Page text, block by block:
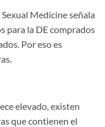
Medicine señala
para la DE comprados
Por eso es
elevado, existen
que contienen el